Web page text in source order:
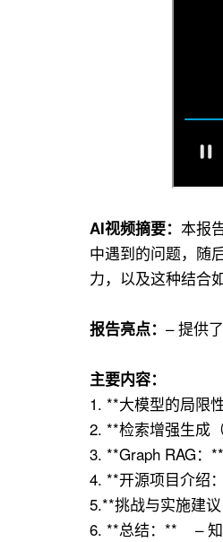
AI视频摘要： 本报
中遇到的问题，随
力，以及这种结合
报告亮点： – 提供
主要内容：
1. **大模型的局
2. **检索增强生成
3. **Graph RAG
4. **开源项目介绍
5.**挑战与实施建
6. **总结：** – 知